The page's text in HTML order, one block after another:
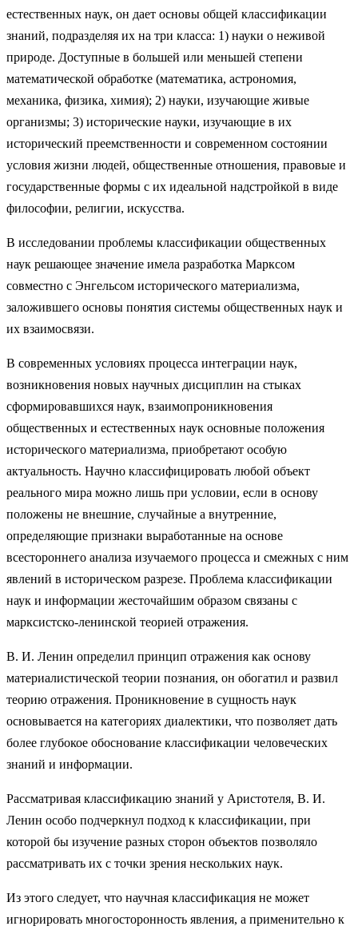
естественных наук, он дает основы общей классификации
знаний, подразделяя их на три класса: 1) науки о неживой
природе. Доступные в большей или меньшей степени
математической обработке (математика, астрономия,
механика, физика, химия); 2) науки, изучающие живые
организмы; 3) исторические науки, изучающие в их
исторический преемственности и современном состоянии
условия жизни людей, общественные отношения, правовые и
государственные формы с их идеальной надстройкой в виде
философии, религии, искусства.
В исследовании проблемы классификации общественных
наук решающее значение имела разработка Марксом
совместно с Энгельсом исторического материализма,
заложившего основы понятия системы общественных наук и
их взаимосвязи.
В современных условиях процесса интеграции наук,
возникновения новых научных дисциплин на стыках
сформировавшихся наук, взаимопроникновения
общественных и естественных наук основные положения
исторического материализма, приобретают особую
актуальность. Научно классифицировать любой объект
реального мира можно лишь при условии, если в основу
положены не внешние, случайные а внутренние,
определяющие признаки выработанные на основе
всестороннего анализа изучаемого процесса и смежных с ним
явлений в историческом разрезе. Проблема классификации
наук и информации жесточайшим образом связаны с
марксистско-ленинской теорией отражения.
В. И. Ленин определил принцип отражения как основу
материалистической теории познания, он обогатил и развил
теорию отражения. Проникновение в сущность наук
основывается на категориях диалектики, что позволяет дать
более глубокое обоснование классификации человеческих
знаний и информации.
Рассматривая классификацию знаний у Аристотеля, В. И.
Ленин особо подчеркнул подход к классификации, при
которой бы изучение разных сторон объектов позволяло
рассматривать их с точки зрения нескольких наук.
Из этого следует, что научная классификация не может
игнорировать многосторонность явления, а применительно к